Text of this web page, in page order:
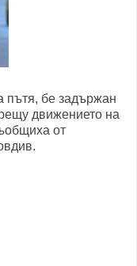
пътя, бе задържан
движението на
от